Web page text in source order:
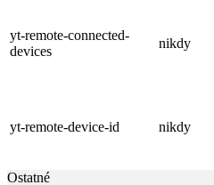
yt-remote-connected-
devices
nikdy
yt-remote-device-id nikdy
Ostatné